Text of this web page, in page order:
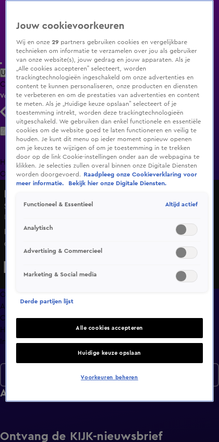
Uitzending Gemist Populaire programma's Zenders Genres
ClipsFilmsRadioSmart TV inlogShop
Volg KIJK
Zoeken
HomeUitzending Gemist Programma's De Bondgenoten
OranjezomerLivestreamsShop
Seizoen 10, aflevering 42
Di 2 juni, 20:30
In Het Blok dealen de bewoners met slaapgebrek en
onderlinge spanningen. Tussen het klussen door is
versterking van familie een klein lichtpunt. Ray probeert
maken met toenemende weerstand en zelfs een opstand
op de werkvloer.
Overzicht
Afleveringen
Clips
Hoe is het nu met?
Info
Afleveringen
Ontvang de KIJK-nieuwsbrief
Jouw cookievoorkeuren
Wij en onze29 partners gebruiken cookies en vergelijkbare
technieken om informatie te verzamelen over jou als gebruiker
van onze website(s), jouw gedrag en jouw apparaten. Als je
„Alle cookies accepteren” selecteert, worden
trackingtechnologieën ingeschakeld om onze advertenties en
content te kunnen personaliseren, onze producten en diensten
te verbeteren en om de prestaties van advertenties en content
te meten. Als je „Huidige keuze opslaan” selecteert of je
toestemming intrekt, worden deze trackingtechnologieën
uitgeschakeld. We gebruiken dan enkel functionele en essentiële
cookies om de website goed te laten functioneren en veilig te
houden. Je kunt dit menu op ieder moment opnieuw openen
om je keuzes te wijzigen of om je toestemming in te trekken
door op de link Cookie-instellingen onder aan de webpagina te
klikken. Je selecties zullen overal binnen onze Digitale Diensten
worden doorgevoerd.
Raadpleeg onze Cookieverklaring voor
meer informatie.
Bekijk hier onze Digitale Diensten.
Functioneel & Essentieel Altijd actief
Analytisch
Advertising & Commercieel
Marketing & Social media
Derde partijen lijst
Alle cookies accepteren
Huidige keuze opslaan
Voorkeuren beheren